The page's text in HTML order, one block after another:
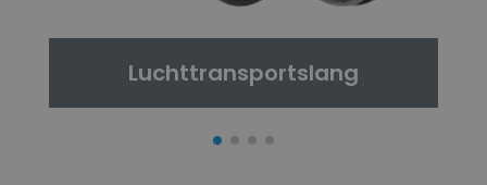
Luchttransportslang